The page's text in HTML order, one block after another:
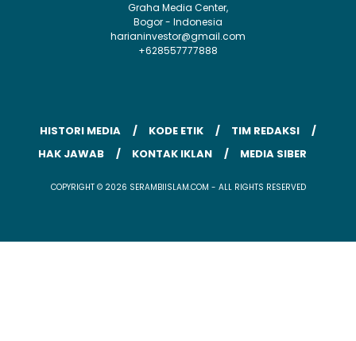
Graha Media Center,
Bogor - Indonesia
harianinvestor@gmail.com
+628557777888
HISTORI MEDIA KODE ETIK
TIM REDAKSI
HAK JAWAB
KONTAK IKLAN MEDIA SIBER
COPYRIGHT © 2026 SERAMBIISLAM.COM - ALL RIGHTS RESERVED